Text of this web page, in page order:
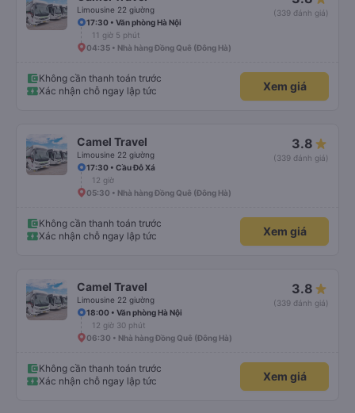
Limousine 22 giường
(339 đánh giá)
17:30 • Văn phòng Hà Nội
11 giờ 5 phút
04:35 • Nhà hàng Đồng Quê (Đông Hà)
Không cần thanh toán trước
Xác nhận chỗ ngay lập tức
Xem giá
Camel Travel
Limousine 22 giường
3.8
(339 đánh giá)
17:30 • Cầu Đỗ Xá
12 giờ
05:30 • Nhà hàng Đồng Quê (Đông Hà)
Không cần thanh toán trước
Xác nhận chỗ ngay lập tức
Xem giá
Camel Travel
Limousine 22 giường
3.8
(339 đánh giá)
18:00 • Văn phòng Hà Nội
12 giờ 30 phút
06:30 • Nhà hàng Đồng Quê (Đông Hà)
Không cần thanh toán trước
Xác nhận chỗ ngay lập tức
Xem giá